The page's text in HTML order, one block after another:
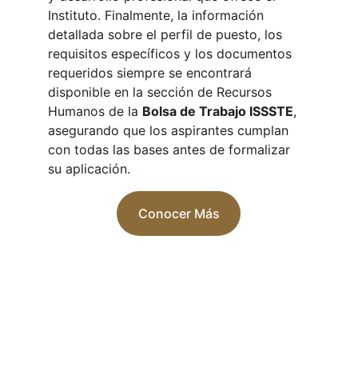
Instituto. Finalmente, la información
detallada sobre el perfil de puesto, los
requisitos específicos y los documentos
requeridos siempre se encontrará
disponible en la sección de Recursos
Humanos de la Bolsa de Trabajo ISSSTE,
asegurando que los aspirantes cumplan
con todas las bases antes de formalizar
su aplicación.
Conocer Más